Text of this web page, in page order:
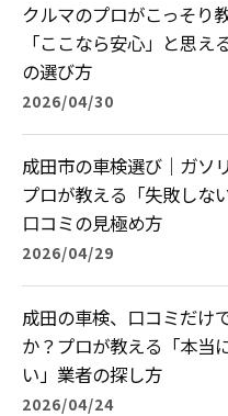
クルマのプロがこっそり
「ここなら安心」と思え
の選び方
2026/04/30
成田市の車検選び｜ガソ
プロが教える「失敗しな
口コミの見極め方
2026/04/29
成田の車検、口コミだけ
か？プロが教える「本当
い」業者の探し方
2026/04/24